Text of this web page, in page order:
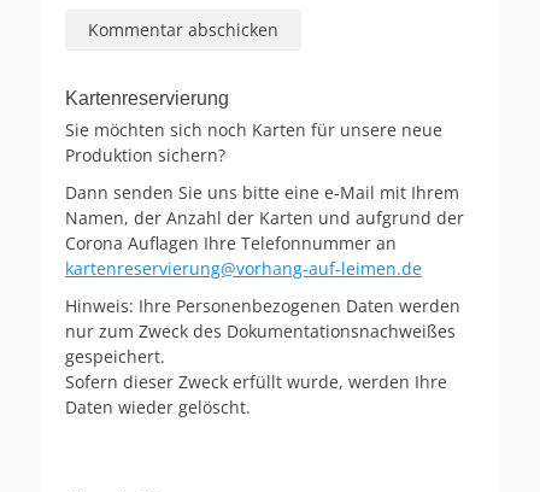
Kartenreservierung
Sie möchten sich noch Karten für unsere neue
Produktion sichern?
Dann senden Sie uns bitte eine e-Mail mit Ihrem
Namen, der Anzahl der Karten und aufgrund der
Corona Auflagen Ihre Telefonnummer an
kartenreservierung@vorhang-auf-leimen.de
Hinweis: Ihre Personenbezogenen Daten werden
nur zum Zweck des Dokumentationsnachweißes
gespeichert.
Sofern dieser Zweck erfüllt wurde, werden Ihre
Daten wieder gelöscht.